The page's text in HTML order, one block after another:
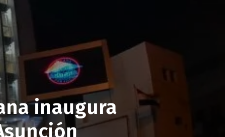
inaugura